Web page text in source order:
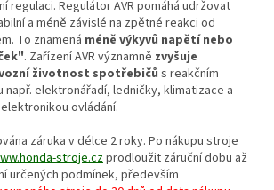
regulaci. Regulátor AVR pomáhá udržovat
a méně závislé na zpětné reakci od
To znamená méně výkyvů napětí nebo
. Zařízení AVR významně zvyšuje
životnost spotřebičů s reakčním
např. elektronářadí, ledničky, klimatizace a
ovládání.
záruka v délce 2 roky. Po nákupu stroje
stroje.czprodloužit záruční dobu až
určených podmínek, především